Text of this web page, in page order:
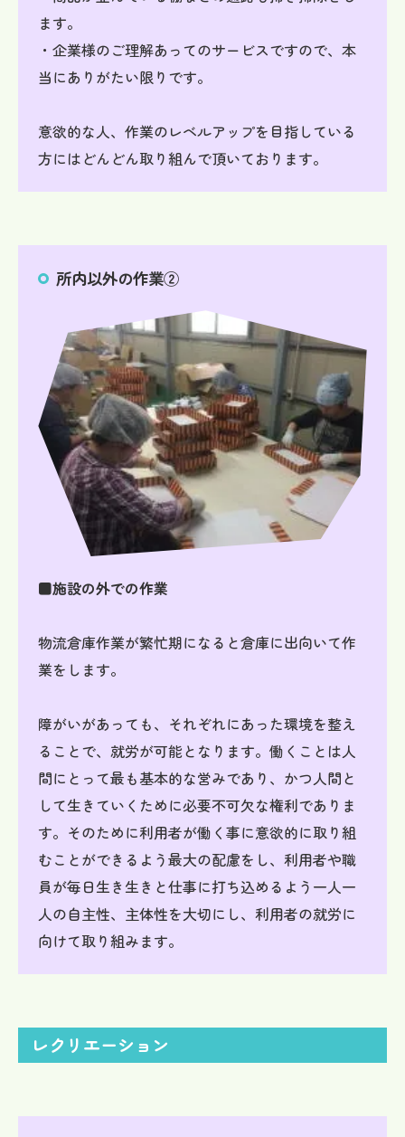
ます。
・企業様のご理解あってのサービスですので、本
当にありがたい限りです。
意欲的な人、作業のレベルアップを目指している
方にはどんどん取り組んで頂いております。
所内以外の作業②
■施設の外での作業
物流倉庫作業が繁忙期になると倉庫に出向いて作
業をします。
障がいがあっても、それぞれにあった環境を整え
ることで、就労が可能となります。働くことは人
間にとって最も基本的な営みであり、かつ人間と
して生きていくために必要不可欠な権利でありま
す。そのために利用者が働く事に意欲的に取り組
むことができるよう最大の配慮をし、利用者や職
員が毎日生き生きと仕事に打ち込めるよう一人一
人の自主性、主体性を大切にし、利用者の就労に
向けて取り組みます。
レクリエーション